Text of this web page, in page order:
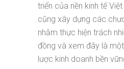
triển của nền kinh tế
cũng xây dựng các
nhằm thực hiện trách
đồng và xem đây là
lược kinh doanh bền